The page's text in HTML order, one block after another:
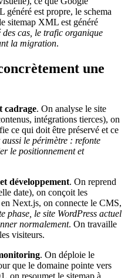
est propre, le schema
sitemap XML est généré
cas, le trafic organique
la migration.
une
cadrage. On analyse le site
intégrations tierces), on
ce qui doit être préservé et ce
le périmètre : refonte
le positionnement et
développement. On reprend
date), on conçoit les
Next.js, on connecte le CMS,
phase, le site WordPress actuel
normalement. On travaille
visiteurs.
. On déploie le
que le domaine pointe vers